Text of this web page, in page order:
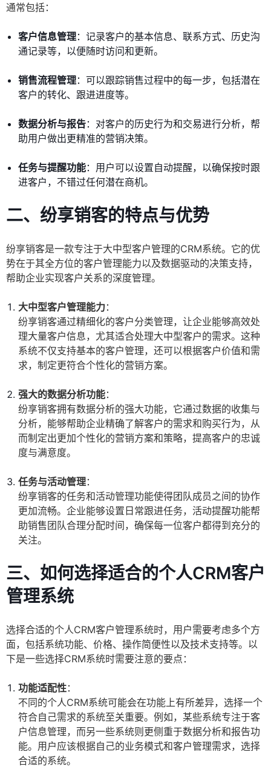
通常包括：
客户信息管理：记录客户的基本信息、联系方式、历史沟
通记录等，以便随时访问和更新。
销售流程管理：可以跟踪销售过程中的每一步，包括潜在
客户的转化、跟进进度等。
数据分析与报告：对客户的历史行为和交易进行分析，帮
助用户做出更精准的营销决策。
任务与提醒功能：用户可以设置自动提醒，以确保按时跟
进客户，不错过任何潜在商机。
二、纷享销客的特点与优势
纷享销客是一款专注于大中型客户管理的CRM系统。它的优
势在于其全方位的客户管理能力以及数据驱动的决策支持，
帮助企业实现客户关系的深度管理。
大中型客户管理能力：
纷享销客通过精细化的客户分类管理，让企业能够高效处
理大量客户信息，尤其适合处理大中型客户的需求。这种
系统不仅支持基本的客户管理，还可以根据客户价值和需
求，制定更符合个性化的营销方案。
强大的数据分析功能：
纷享销客拥有数据分析的强大功能，它通过数据的收集与
分析，能够帮助企业精确了解客户的需求和购买行为，从
而制定出更加个性化的营销方案和策略，提高客户的忠诚
度与满意度。
任务与活动管理：
纷享销客的任务和活动管理功能使得团队成员之间的协作
更加流畅。企业能够设置日常跟进任务，活动提醒功能帮
助销售团队合理分配时间，确保每一位客户都得到充分的
关注。
三、如何选择适合的个人CRM客户
管理系统
选择合适的个人CRM客户管理系统时，用户需要考虑多个方
面，包括系统功能、价格、操作简便性以及技术支持等。以
下是一些选择CRM系统时需要注意的要点：
功能适配性：
不同的个人CRM系统可能会在功能上有所差异，选择一个
符合自己需求的系统至关重要。例如，某些系统专注于客
户信息管理，而另一些系统则更侧重于数据分析和报告功
能。用户应该根据自己的业务模式和客户管理需求，选择
合适的系统。